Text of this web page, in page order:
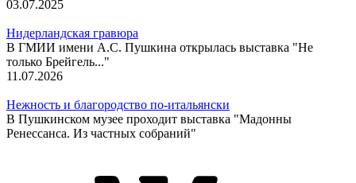
03.07.2025
Нидерландская гравюра
В ГМИИ имени А.С. Пушкина открылась выставка "Не
только Брейгель..."
11.07.2026
Нежность и благородство по-итальянски
В Пушкинском музее проходит выставка "Мадонны
Ренессанса. Из частных собраний"